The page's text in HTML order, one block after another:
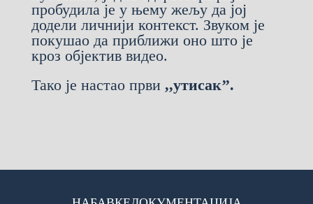
пробудила је у њему жељу да јој
додели личнији контекст. Звуком је
покушао да приближи оно што је
кроз објектив видео.
Тако је настао први ,,утисак’’.